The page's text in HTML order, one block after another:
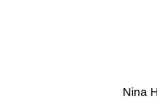
Nina